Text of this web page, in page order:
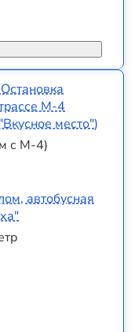
М-4
место")
с М-4)
автобусная